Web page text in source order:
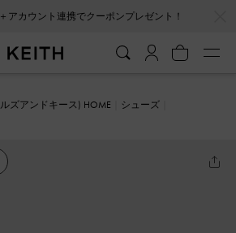
ター登録で10%OFFクーポンプレゼント！
ルズアンドキース) HOME
シューズ